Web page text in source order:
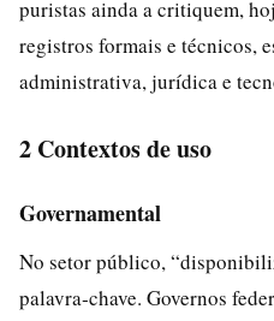
puristas ainda a critiquem,
registros formais e técnicos,
administrativa, jurídica e
2 Contextos de uso
Governamental
No setor público,
palavra‑chave. Governos